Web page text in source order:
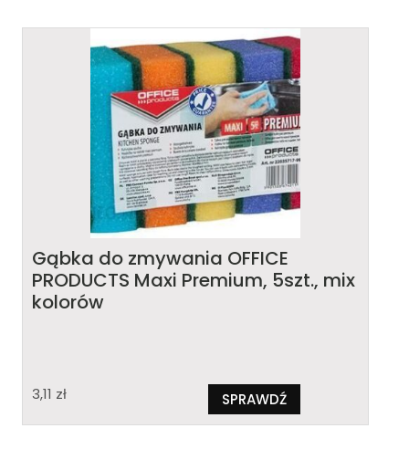
Gąbka do zmywania OFFICE
PRODUCTS Maxi Premium, 5szt., mix
kolorów
3,11 zł SPRAWDŹ